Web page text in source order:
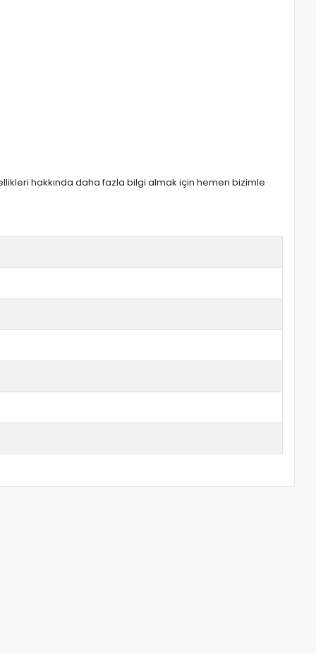
hakkında daha fazla bilgi almak için hemen bizimle